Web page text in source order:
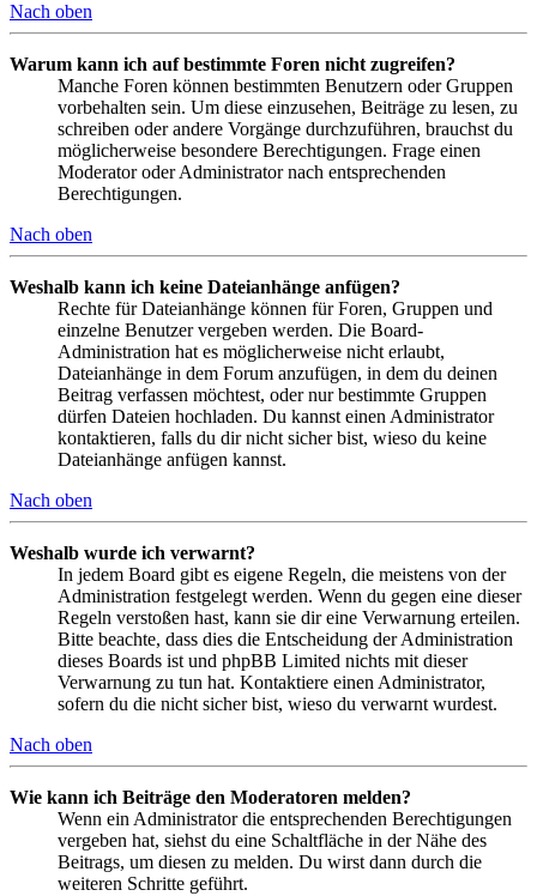
Nach oben
Warum kann ich auf bestimmte Foren nicht zugreifen?
Manche Foren können bestimmten Benutzern oder Gruppen
vorbehalten sein. Um diese einzusehen, Beiträge zu lesen, zu
schreiben oder andere Vorgänge durchzuführen, brauchst du
möglicherweise besondere Berechtigungen. Frage einen
Moderator oder Administrator nach entsprechenden
Berechtigungen.
Nach oben
Weshalb kann ich keine Dateianhänge anfügen?
Rechte für Dateianhänge können für Foren, Gruppen und
einzelne Benutzer vergeben werden. Die Board-
Administration hat es möglicherweise nicht erlaubt,
Dateianhänge in dem Forum anzufügen, in dem du deinen
Beitrag verfassen möchtest, oder nur bestimmte Gruppen
dürfen Dateien hochladen. Du kannst einen Administrator
kontaktieren, falls du dir nicht sicher bist, wieso du keine
Dateianhänge anfügen kannst.
Nach oben
Weshalb wurde ich verwarnt?
In jedem Board gibt es eigene Regeln, die meistens von der
Administration festgelegt werden. Wenn du gegen eine dieser
Regeln verstoßen hast, kann sie dir eine Verwarnung erteilen.
Bitte beachte, dass dies die Entscheidung der Administration
dieses Boards ist und phpBB Limited nichts mit dieser
Verwarnung zu tun hat. Kontaktiere einen Administrator,
sofern du die nicht sicher bist, wieso du verwarnt wurdest.
Nach oben
Wie kann ich Beiträge den Moderatoren melden?
Wenn ein Administrator die entsprechenden Berechtigungen
vergeben hat, siehst du eine Schaltfläche in der Nähe des
Beitrags, um diesen zu melden. Du wirst dann durch die
weiteren Schritte geführt.